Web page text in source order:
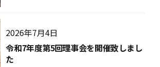
2026年7月4日
令和7年度第5回理事会を開催致しまし
た